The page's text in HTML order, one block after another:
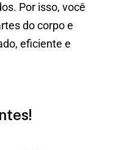
Por isso, você
do corpo e
eficiente e